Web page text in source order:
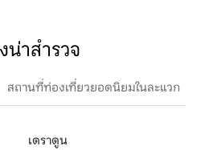
าสำรวจ
สถานที่ท่องเที่ยวยอดนิยมในละแวก
เดราดูน